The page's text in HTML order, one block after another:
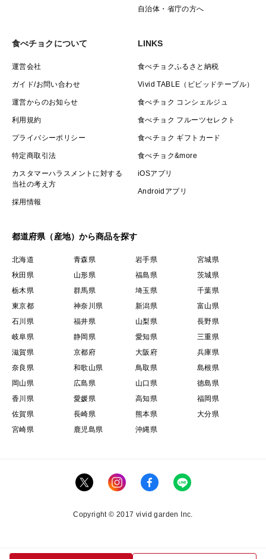
自治体・省庁の方へ
食べチョクについて
運営会社
ガイド/お問い合わせ
運営からのお知らせ
利用規約
プライバシーポリシー
特定商取引法
カスタマーハラスメントに対する
当社の考え方
採用情報
LINKS
食べチョクふるさと納税
Vivid TABLE（ビビッドテーブル）
食べチョク コンシェルジュ
食べチョク フルーツセレクト
食べチョク ギフトカード
食べチョク&more
iOSアプリ
Androidアプリ
都道府県（産地）から商品を探す
北海道 青森県 岩手県
宮城県
秋田県
山形県 福島県
茨城県
栃木県
群馬県 埼玉県
千葉県
東京都
神奈川県 新潟県
富山県
石川県
福井県 山梨県
長野県
岐阜県
静岡県 愛知県
三重県
滋賀県
京都府 大阪府
兵庫県
奈良県
和歌山県 鳥取県
島根県
岡山県
広島県 山口県
徳島県
香川県
愛媛県 高知県
福岡県
佐賀県
長崎県 熊本県
大分県
宮崎県
鹿児島県 沖縄県
Copyright © 2017 vivid garden Inc.